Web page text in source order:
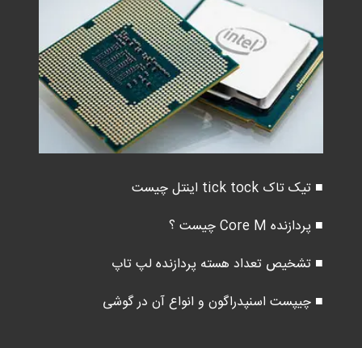
■ تیک تاک tick tock اینتل چیست
■ پردازنده Core M چیست ؟
■ تشخیص تعداد هسته پردازنده لپ تاپ
■ چیپست اسنپدراگون و انواع آن در گوشی